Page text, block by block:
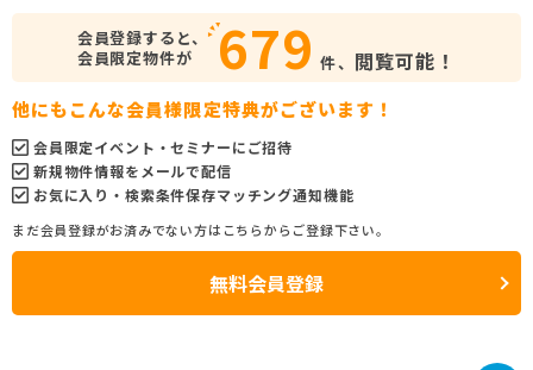
会員登録すると、
会員限定物件が
679 件、 閲覧可能！
他にもこんな会員様限定特典がございます！
会員限定イベント・セミナーにご招待
新規物件情報をメールで配信
お気に入り・検索条件保存マッチング通知機能
まだ会員登録がお済みでない方はこちらからご登録下さい。
無料会員登録